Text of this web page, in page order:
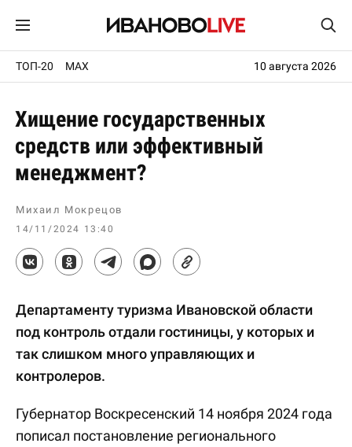
ТОП-20 MAX 10 августа 2026
Хищение государственных
средств или эффективный
менеджмент?
Михаил Мокрецов
14/11/2024 13:40
Департаменту туризма Ивановской области
под контроль отдали гостиницы, у которых и
так слишком много управляющих и
контролеров.
Губернатор Воскресенский 14 ноября 2024 года
пописал постановление регионального